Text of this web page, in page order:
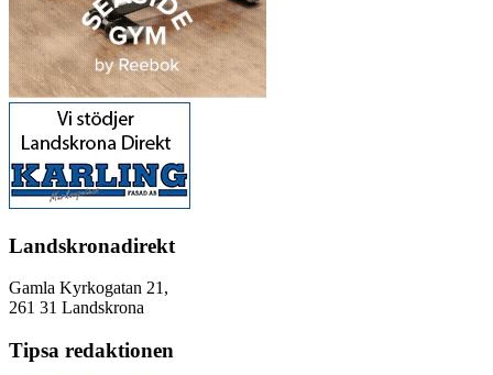
Landskronadirekt
Gamla Kyrkogatan 21,
261 31 Landskrona
Tipsa redaktionen